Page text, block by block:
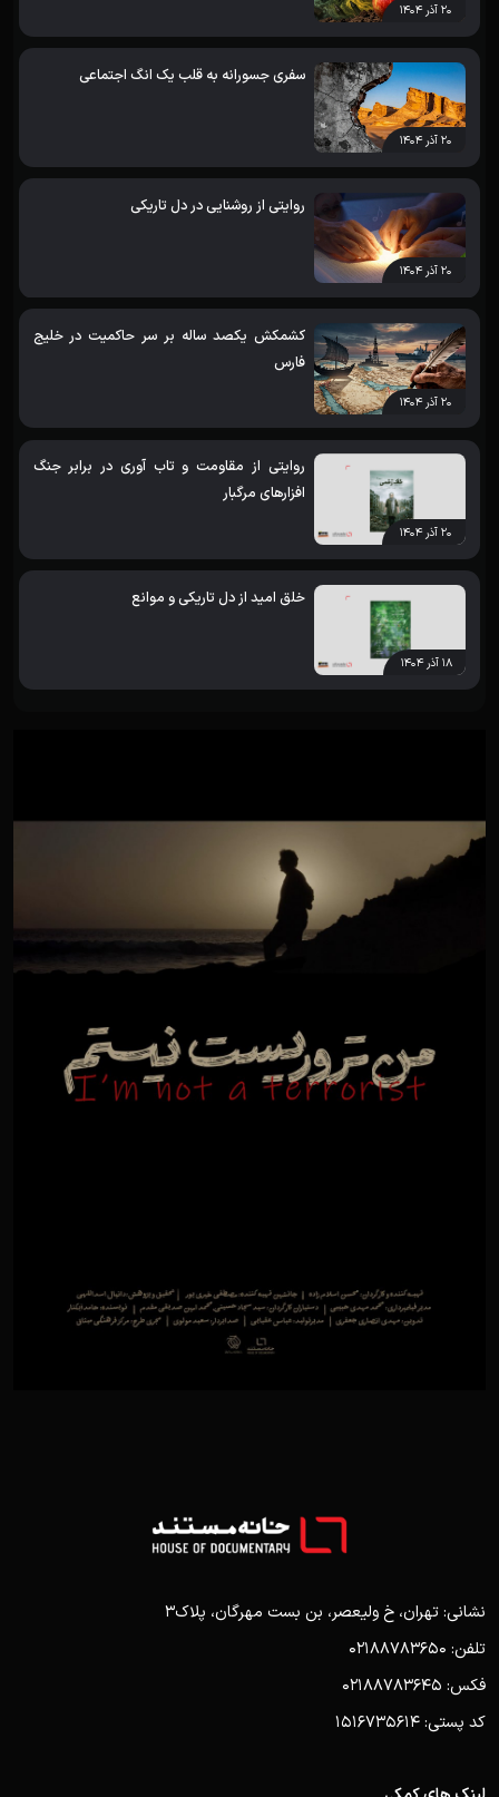
۲۰ آذر ۱۴۰۴
۲۰ آذر ۱۴۰۴
سفری جسورانه به قلب یک انگ اجتماعی
۲۰ آذر ۱۴۰۴
روایتی از روشنایی در دل تاریکی
۲۰ آذر ۱۴۰۴
کشمکش یکصد ساله بر سر حاکمیت در خلیج
فارس
۲۰ آذر ۱۴۰۴
روایتی از مقاومت و تاب آوری در برابر جنگ
افزارهای مرگبار
۱۸ آذر ۱۴۰۴
خلق امید از دل تاریکی و موانع
نشانی: تهران، خ ولیعصر، بن بست مهرگان، پلاک3
تلفن: 02188783650
فکس: 02188783645
کد پستی: 1516735614